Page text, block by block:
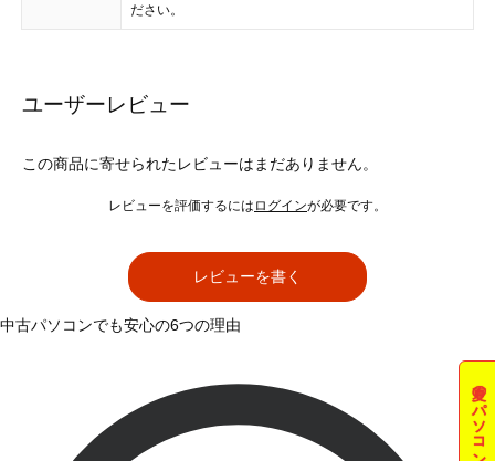
ださい。
ユーザーレビュー
この商品に寄せられたレビューはまだありません。
レビューを評価するには ログインが必要です。
レビューを書く
夏のパソコン祭
中古パソコンでも安心の6つの理由